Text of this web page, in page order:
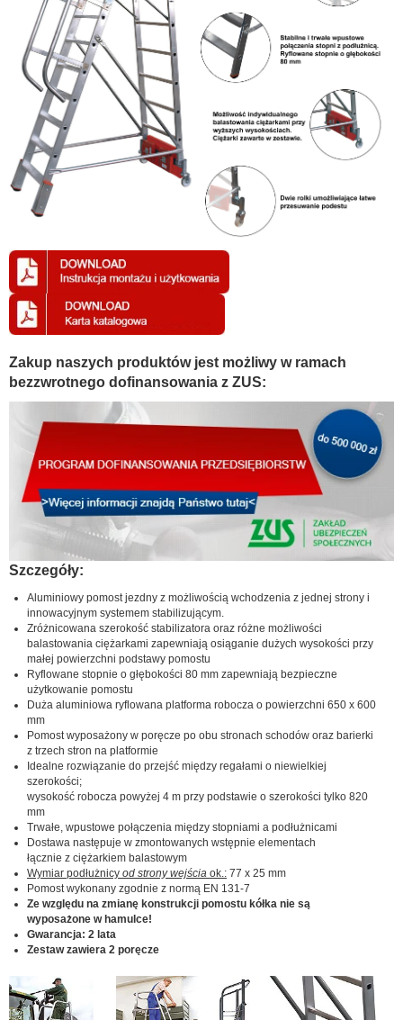
Zakup naszych produktów jest możliwy w ramach
bezzwrotnego dofinansowania z ZUS:
Szczegóły:
Aluminiowy pomost jezdny z możliwością wchodzenia z jednej strony i
innowacyjnym systemem stabilizującym.
Zróżnicowana szerokość stabilizatora oraz różne możliwości
balastowania ciężarkami zapewniają osiąganie dużych wysokości przy
małej powierzchni podstawy pomostu
Ryflowane stopnie o głębokości 80 mm zapewniają bezpieczne
użytkowanie pomostu
Duża aluminiowa ryflowana platforma robocza o powierzchni 650 x 600
mm
Pomost wyposażony w poręcze po obu stronach schodów oraz barierki
z trzech stron na platformie
Idealne rozwiązanie do przejść między regałami o niewielkiej
szerokości;
wysokość robocza powyżej 4 m przy podstawie o szerokości tylko 820
mm
Trwałe, wpustowe połączenia między stopniami a podłużnicami
Dostawa następuje w zmontowanych wstępnie elementach
łącznie z ciężarkiem balastowym
Wymiar podłużnicy od strony wejścia ok.: 77 x 25 mm
Pomost wykonany zgodnie z normą EN 131-7
Ze względu na zmianę konstrukcji pomostu kółka nie są
wyposażone w hamulce!
Gwarancja: 2 lata
Zestaw zawiera 2 poręcze